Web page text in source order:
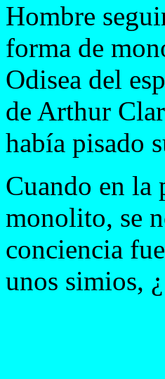
Hombre
forma de
Odisea del
de Arthur
había pisado
Cuando en la
monolito, se
conciencia
unos simios,